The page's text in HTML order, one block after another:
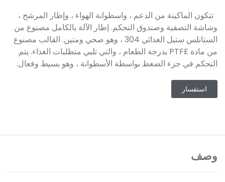
تتكون الماكينة من الدعم ، واسطوانة الهواء ، وإطار المرشح ،
وشاشة التصفية وصندوق التحكم. إطار الآلة بالكامل مصنوع من
الستانلس ستيل الغذائي 304 ، وهو صحي ومتين. القالب مصنوع
من مادة PTFE بدرجة الطعام ، والتي تلبي متطلبات الغذاء. يتم
التحكم في جزء الضغط بواسطة الأسطوانة ، وهو بسيط وفعال.
استفسار
وصف